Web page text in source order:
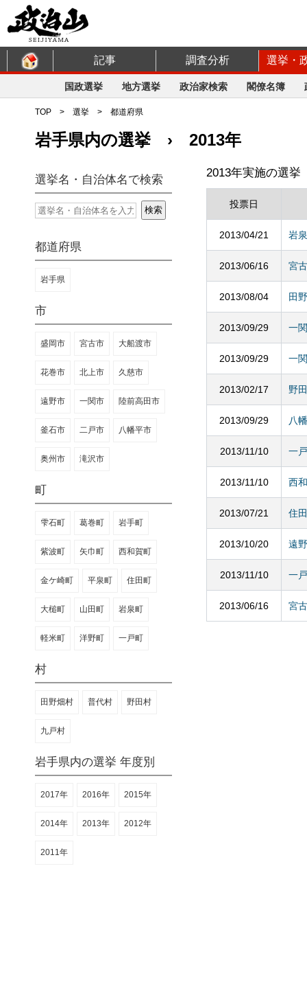
記事 調査分析 選挙・
国政選挙 地方選挙 政治家検索 閣僚名簿
TOP > 選挙 > 都道府県
岩手県内の選挙 › 2013年
選挙名・自治体名で検索
都道府県
岩手県
市
盛岡市 宮古市 大船渡市
花巻市 北上市 久慈市
遠野市 一関市 陸前高田市
釜石市 二戸市 八幡平市
奥州市 滝沢市
町
雫石町 葛巻町 岩手町
紫波町 矢巾町 西和賀町
金ケ崎町 平泉町 住田町
大槌町 山田町 岩泉町
軽米町 洋野町 一戸町
村
田野畑村 普代村 野田村
九戸村
岩手県内の選挙 年度別
2017年 2016年 2015年
2014年 2013年 2012年
2011年
2013年実施の選挙
投票日
2013/04/21 岩
2013/06/16 宮
2013/08/04 田
2013/09/29 一
2013/09/29 一
2013/02/17 野
2013/09/29 八
2013/11/10 一
2013/11/10 西
2013/07/21 住
2013/10/20 遠
2013/11/10 一
2013/06/16 宮